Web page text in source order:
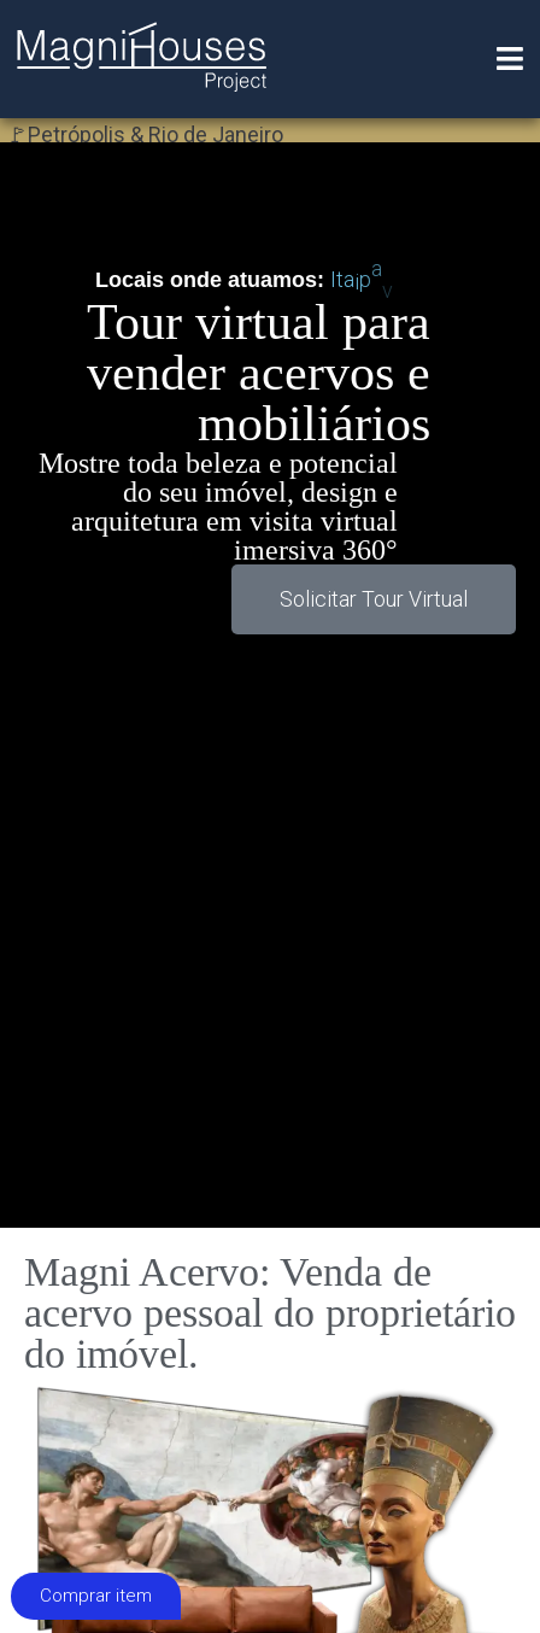
🚩Petrópolis & Rio de Janeiro
Locais onde atuamos: Itaipa
Tour virtual para
vender acervos e
mobiliários
Mostre toda beleza e potencial
do seu imóvel, design e
arquitetura em visita virtual
imersiva 360°
Solicitar Tour Virtual
Magni Acervo: Venda de
acervo pessoal do proprietário
do imóvel.
Comprar item